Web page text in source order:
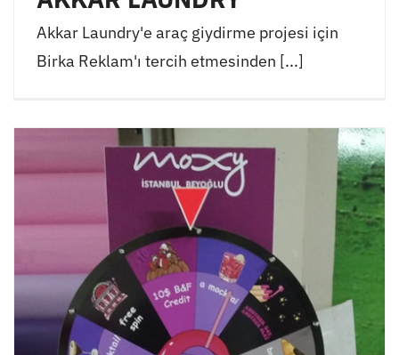
Akkar Laundry'e araç giydirme projesi için
Birka Reklam'ı tercih etmesinden [...]